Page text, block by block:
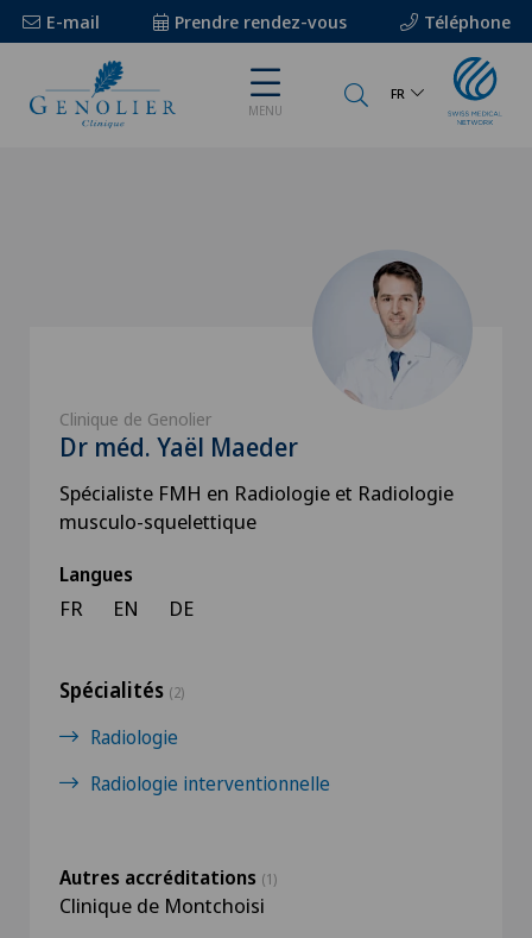
E-mail Prendre rendez-vous Téléphone
MENU
FR
Clinique de Genolier
Dr méd. Yaël Maeder
Spécialiste FMH en Radiologie et Radiologie
musculo-squelettique
Langues
FR EN DE
Spécialités (2)
Radiologie
Radiologie interventionnelle
Autres accréditations (1)
Clinique de Montchoisi